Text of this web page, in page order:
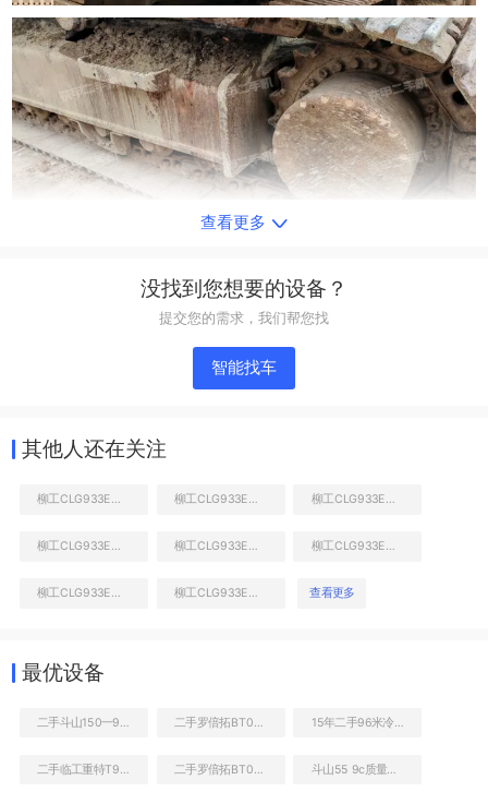
液压泵舱室正面整体
查看更多
没找到您想要的设备？
提交您的需求，我们帮您找
智能找车
其他人还在关注
查看更多
最优设备